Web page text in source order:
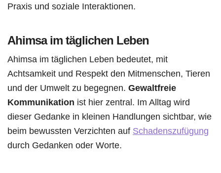
Praxis und soziale Interaktionen.
Ahimsa im täglichen Leben
Ahimsa im täglichen Leben bedeutet, mit
Achtsamkeit und Respekt den Mitmenschen, Tieren
und der Umwelt zu begegnen. Gewaltfreie
Kommunikation ist hier zentral. Im Alltag wird
dieser Gedanke in kleinen Handlungen sichtbar, wie
beim bewussten Verzichten auf Schadenszufügung
durch Gedanken oder Worte.